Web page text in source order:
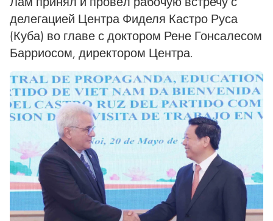
делегацией Центра Фиделя Кастро Руса
(Куба) во главе с доктором Рене Гонсалесом
Барриосом, директором Центра.